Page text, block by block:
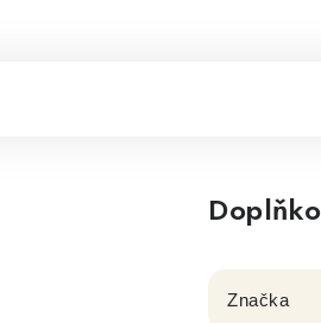
Značka